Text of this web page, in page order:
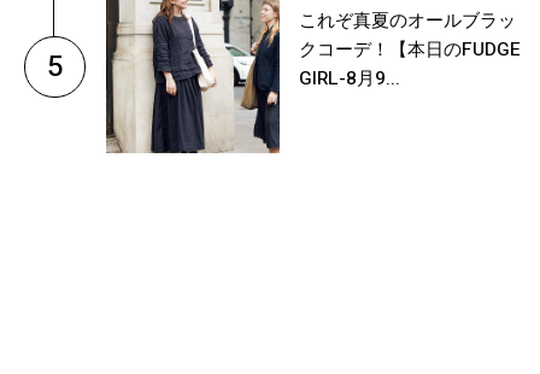
5
これぞ真夏のオールブラッ
クコーデ！【本日のFUDGE
GIRL-8月9...